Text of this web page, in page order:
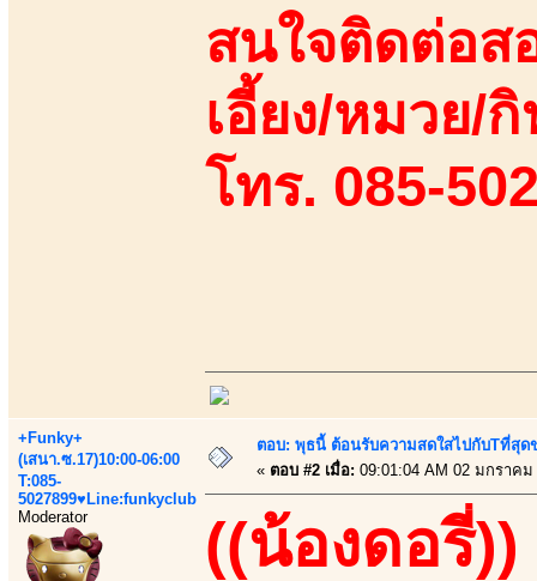
สนใจติดต่อส
เอี้ยง/หมวย/
โทร. 085-
+Funky+
(เสนา.ซ.17)10:00-06:00
T:085-
5027899♥Line:funkyclub
Moderator
ตอบ: พุธนี้ ต้อนรับความสดใสไปกับTที่สุด
« ตอบ #2 เมื่อ: 09:01:04 AM 02 มกราคม
((น้องดอรี่))